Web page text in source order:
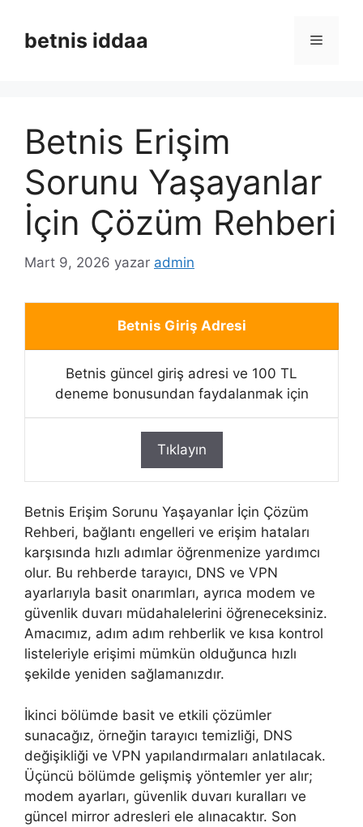
betnis iddaa Menü
Betnis Erişim
Sorunu Yaşayanlar
İçin Çözüm Rehberi
Mart 9, 2026 yazar admin
Betnis Giriş Adresi
Betnis güncel giriş adresi ve 100 TL
deneme bonusundan faydalanmak için
Tıklayın
Betnis Erişim Sorunu Yaşayanlar İçin Çözüm
Rehberi, bağlantı engelleri ve erişim hataları
karşısında hızlı adımlar öğrenmenize yardımcı
olur. Bu rehberde tarayıcı, DNS ve VPN
ayarlarıyla basit onarımları, ayrıca modem ve
güvenlik duvarı müdahalelerini öğreneceksiniz.
Amacımız, adım adım rehberlik ve kısa kontrol
listeleriyle erişimi mümkün olduğunca hızlı
şekilde yeniden sağlamanızdır.
İkinci bölümde basit ve etkili çözümler
sunacağız, örneğin tarayıcı temizliği, DNS
değişikliği ve VPN yapılandırmaları anlatılacak.
Üçüncü bölümde gelişmiş yöntemler yer alır;
modem ayarları, güvenlik duvarı kuralları ve
güncel mirror adresleri ele alınacaktır. Son